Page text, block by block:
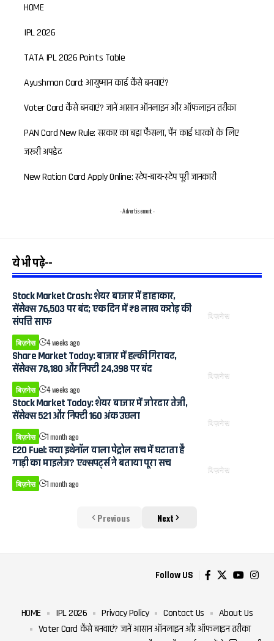
HOME
IPL 2026
TATA IPL 2026 Points Table
Ayushman Card: आयुष्मान कार्ड कैसे बनवाएं?
Voter Card कैसे बनवाएं? जानें आसान ऑनलाइन और ऑफलाइन तरीका
PAN Card New Rule: सरकार का बड़ा फैसला, पैन कार्ड धारकों के लिए
जरूरी अपडेट
New Ration Card Apply Online: स्टेप-बाय-स्टेप पूरी जानकारी
- Advertisement -
ये भी पढ़े--
बिज़नेस
Stock Market Crash: शेयर बाजार में हाहाकार,
सेंसेक्स 76,503 पर बंद; एक दिन में ₹8 लाख करोड़ की
संपत्ति साफ
बिज़नेस 4 weeks ago
बिज़नेस
Share Market Today: बाजार में हल्की गिरावट,
सेंसेक्स 78,180 और निफ्टी 24,398 पर बंद
बिज़नेस 4 weeks ago
बिज़नेस
Stock Market Today: शेयर बाजार में जोरदार तेजी,
सेंसेक्स 521 और निफ्टी 160 अंक उछला
बिज़नेस 1 month ago
बिज़नेस
E20 Fuel: क्या इथेनॉल वाला पेट्रोल सच में घटाता है
गाड़ी का माइलेज? एक्सपर्ट्स ने बताया पूरा सच
बिज़नेस 1 month ago
Previous Next
Follow US
HOME IPL 2026 Privacy Policy Contact Us
About Us
Voter Card कैसे बनवाएं? जानें आसान ऑनलाइन और ऑफलाइन तरीका